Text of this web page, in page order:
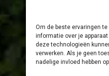
Om de beste ervaringen
informatie over je
deze technologieën
verwerken. Als je geen
nadelige invloed hebben